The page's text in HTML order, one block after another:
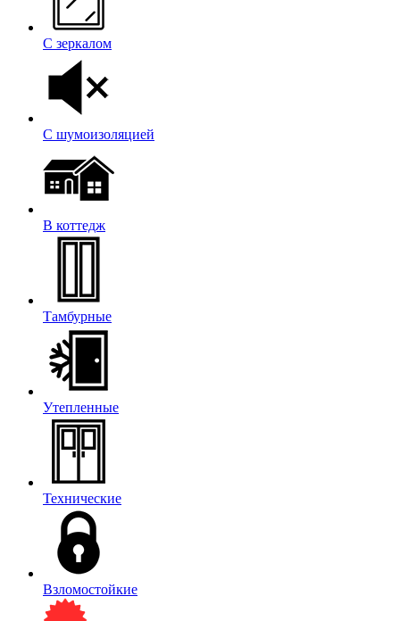
С зеркалом
С шумоизоляцией
В коттедж
Тамбурные
Утепленные
Технические
Взломостойкие